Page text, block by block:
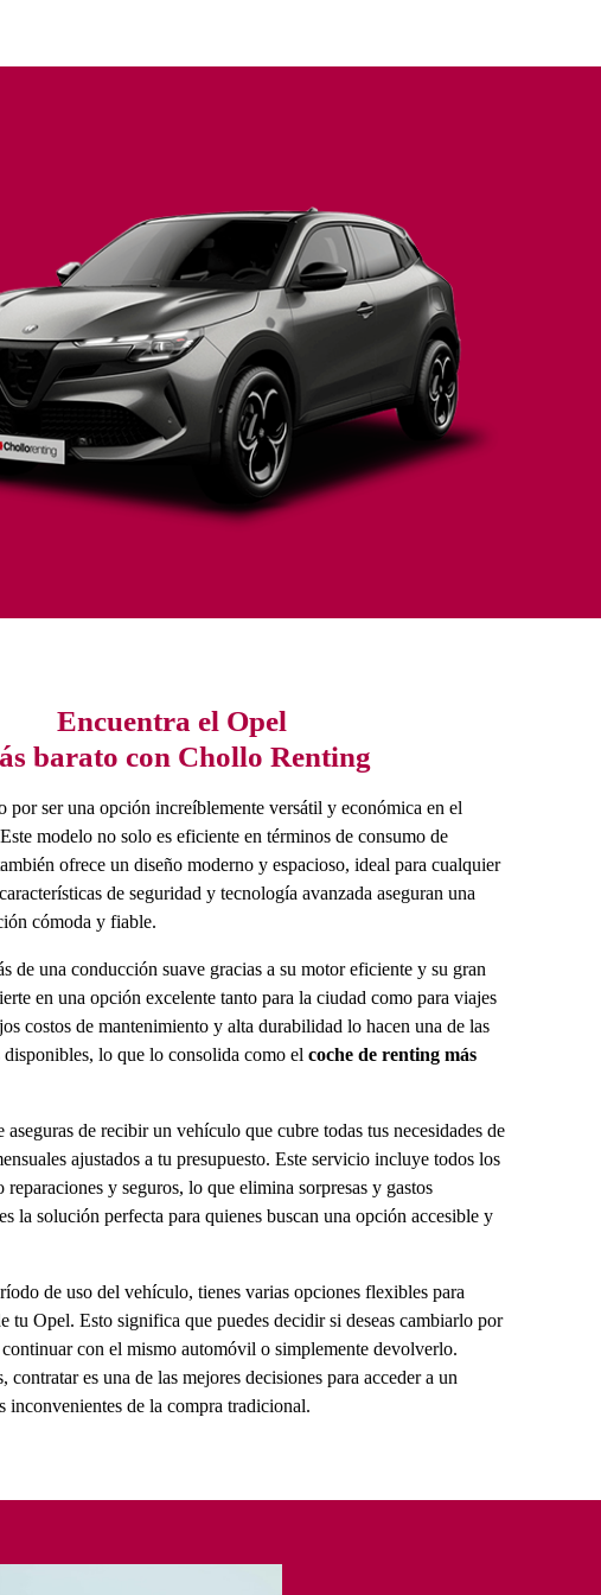
Encuentra el Opel
barato con Chollo Renting
por ser una opción increíblemente versátil y económica en el
modelo no solo es eficiente en términos de consumo de
ofrece un diseño moderno y espacioso, ideal para cualquier
de seguridad y tecnología avanzada aseguran una
cómoda y fiable.
de una conducción suave gracias a su motor eficiente y su gran
en una opción excelente tanto para la ciudad como para viajes
costos de mantenimiento y alta durabilidad lo hacen una de las
disponibles, lo que lo consolida como el coche de renting más
de recibir un vehículo que cubre todas tus necesidades de
ajustados a tu presupuesto. Este servicio incluye todos los
reparaciones y seguros, lo que elimina sorpresas y gastos
la solución perfecta para quienes buscan una opción accesible y
de uso del vehículo, tienes varias opciones flexibles para
tu Opel. Esto significa que puedes decidir si deseas cambiarlo por
con el mismo automóvil o simplemente devolverlo.
contratar es una de las mejores decisiones para acceder a un
inconvenientes de la compra tradicional.